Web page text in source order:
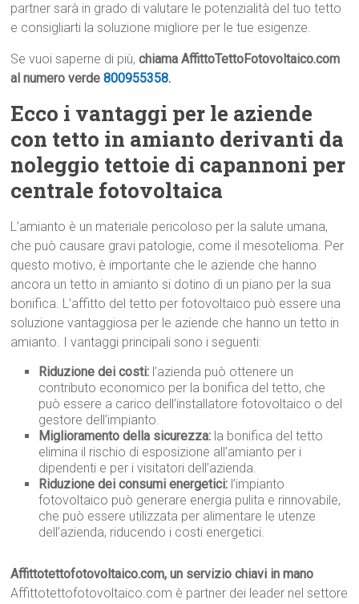
partner sarà in grado di valutare le potenzialità del tuo tetto
e consigliarti la soluzione migliore per le tue esigenze.
Se vuoi saperne di più,chiama AffittoTettoFotovoltaico.com
al numero verde800955358.
Ecco i vantaggi per le aziende
con tetto in amianto derivanti da
noleggio tettoie di capannoni per
centrale fotovoltaica
L’amianto è un materiale pericoloso per la salute umana,
che può causare gravi patologie, come il mesotelioma. Per
questo motivo, è importante che le aziende che hanno
ancora un tetto in amianto si dotino di un piano per la sua
bonifica. L’affitto del tetto per fotovoltaico può essere una
soluzione vantaggiosa per le aziende che hanno un tetto in
amianto. I vantaggi principali sono i seguenti:
Riduzione dei costi: l’azienda può ottenere un
contributo economico per la bonifica del tetto, che
può essere a carico dell’installatore fotovoltaico o del
gestore dell’impianto.
Miglioramento della sicurezza: la bonifica del tetto
elimina il rischio di esposizione all’amianto per i
dipendenti e per i visitatori dell’azienda.
Riduzione dei consumi energetici: l’impianto
fotovoltaico può generare energia pulita e rinnovabile,
che può essere utilizzata per alimentare le utenze
dell’azienda, riducendo i costi energetici.
Affittotettofotovoltaico.com, un servizio chiavi in mano
Affittotettofotovoltaico.com è partner dei leader nel settore